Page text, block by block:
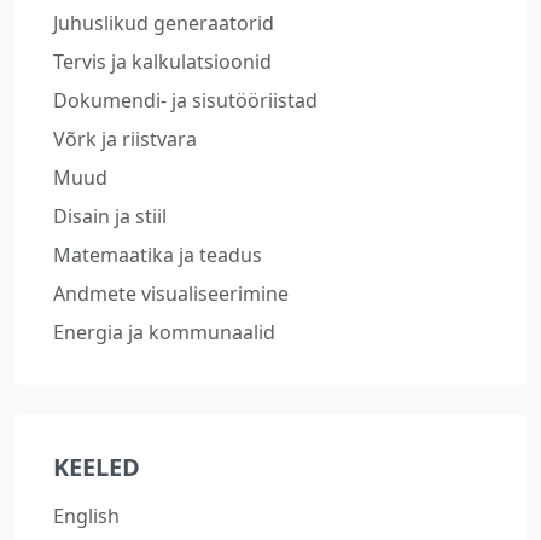
Juhuslikud generaatorid
Tervis ja kalkulatsioonid
Dokumendi- ja sisutööriistad
Võrk ja riistvara
Muud
Disain ja stiil
Matemaatika ja teadus
Andmete visualiseerimine
Energia ja kommunaalid
KEELED
English